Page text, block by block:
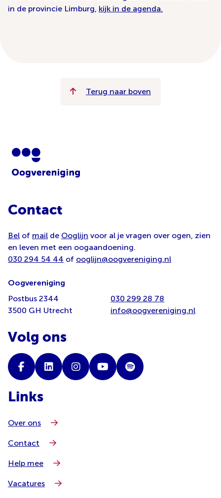
in de provincie Limburg, kijk in de agenda.
Terug naar boven
Contact
Bel of mail de Ooglijn voor al je vragen over ogen, zien
en leven met een oogaandoening.
030 294 54 44 of ooglijn@oogvereniging.nl
Oogvereniging
Postbus 2344
3500 GH Utrecht
030 299 28 78
info@oogvereniging.nl
Volg ons
Links
Over ons
Contact
Help mee
Vacatures